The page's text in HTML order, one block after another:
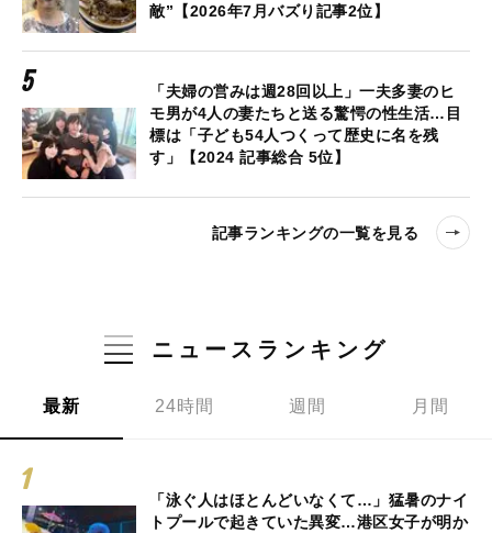
敵”【2026年7月バズり記事2位】
「夫婦の営みは週28回以上」一夫多妻のヒ
モ男が4人の妻たちと送る驚愕の性生活…目
標は「子ども54人つくって歴史に名を残
す」【2024 記事総合 5位】
記事ランキングの一覧を見る
ニュースランキング
最新 24時間 週間 月間
「泳ぐ人はほとんどいなくて…」猛暑のナイ
トプールで起きていた異変…港区女子が明か